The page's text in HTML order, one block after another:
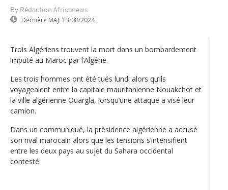
By Rédaction Africanews
Dernière MAJ: 13/08/2024
Trois Algériens trouvent la mort dans un bombardement
imputé au Maroc par l’Algérie.
Les trois hommes ont été tués lundi alors qu’ils
voyageaient entre la capitale mauritanienne Nouakchot et
la ville algérienne Ouargla, lorsqu’une attaque a visé leur
camion.
Dans un communiqué, la présidence algérienne a accusé
son rival marocain alors que les tensions s’intensifient
entre les deux pays au sujet du Sahara occidental
contesté.